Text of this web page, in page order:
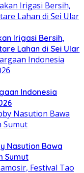
Irigasi Bersih,
Lahan di Sei Ular
Indonesia
Nasution Bawa
Sumut